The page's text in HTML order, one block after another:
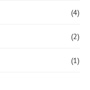
(4)
(2)
(1)